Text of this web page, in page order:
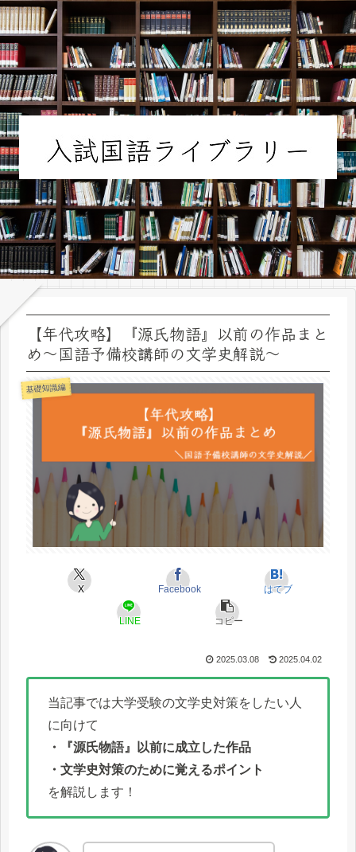
【年代攻略】『源氏物語』以前の作品まと
め～国語予備校講師の文学史解説～
基礎知識編
X Facebook はてブ
LINE コピー
2025.03.08 2025.04.02
当記事では大学受験の文学史対策をしたい人
に向けて
・『源氏物語』以前に成立した作品
・文学史対策のために覚えるポイント
を解説します！